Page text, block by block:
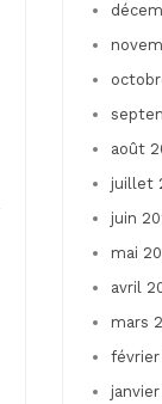
août
juillet
juin
mai
avril
mars
février